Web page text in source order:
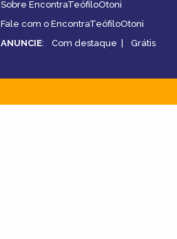
Sobre EncontraTeófiloOtoni
Fale com o EncontraTeófiloOtoni
ANUNCIE: Com destaque | Grátis